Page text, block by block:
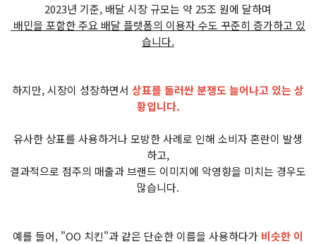
2023년 기준, 배달 시장 규모는 약 25조 원에 달하며
배민을 포함한 주요 배달 플랫폼의 이용자 수도 꾸준히 증가하고 있
습니다.
하지만, 시장이 성장하면서 상표를 둘러싼 분쟁도 늘어나고 있는 상
황입니다.
유사한 상표를 사용하거나 모방한 사례로 인해 소비자 혼란이 발생
하고,
결과적으로 점주의 매출과 브랜드 이미지에 악영향을 미치는 경우도
많습니다.
예를 들어, "OO 치킨"과 같은 단순한 이름을 사용하다가 비슷한 이